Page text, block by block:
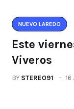
NUEVO LAREDO
Este
Viveros
BY STEREO91 16